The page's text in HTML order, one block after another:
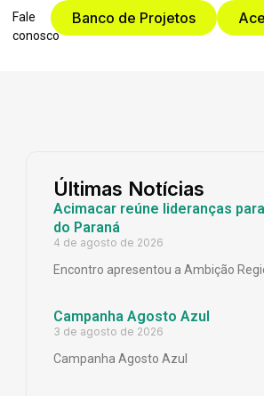
Fale
conosco
Banco de Projetos
Últimas Notícias
Acimacar reúne lideranças
do Paraná
4 de agosto de 2026
Encontro apresentou a Ambição
Campanha Agosto Azul
3 de agosto de 2026
Campanha Agosto Azul